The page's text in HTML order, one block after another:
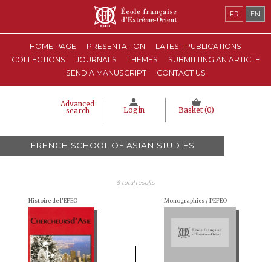
HOME PAGE PRESENTATION
LATEST PUBLICATIONS
COLLECTIONS
JOURNALS THEMES
SUBMITTING AN ARTICLE
SEND A MANUSCRIPT
CONTACT US
Advanced
search Login Basket (0)
FR EN
FRENCH SCHOOL OF ASIAN STUDIES
9 total results
Histoire de l'EFEO Monographies / PEFEO